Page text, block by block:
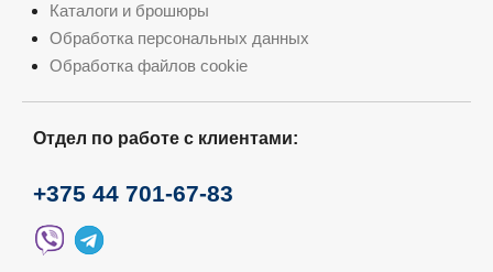
Каталоги и брошюры
Обработка персональных данных
Обработка файлов cookie
Отдел по работе с клиентами:
+375 44 701-67-83